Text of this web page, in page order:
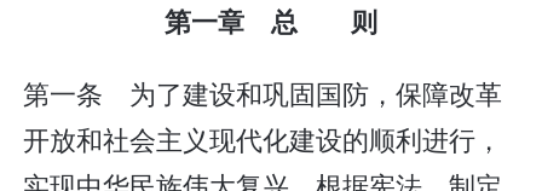
第一章 总 则
第一条 为了建设和巩固国防，保障改革
开放和社会主义现代化建设的顺利进行，